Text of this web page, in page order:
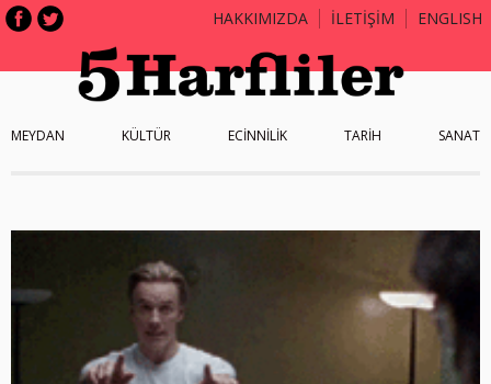
HAKKIMIZDA İLETİŞİM ENGLISH
MEYDAN KÜLTÜR ECİNNİLİK TARİH SANAT